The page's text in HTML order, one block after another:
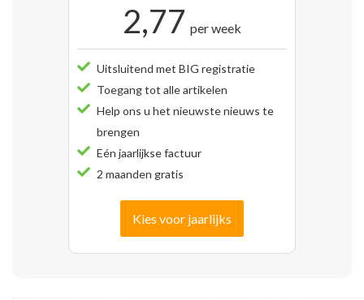
2,77 per week
Uitsluitend met BIG registratie
Toegang tot alle artikelen
Help ons u het nieuwste nieuws te
brengen
Eén jaarlijkse factuur
2 maanden gratis
Kies voor jaarlijks